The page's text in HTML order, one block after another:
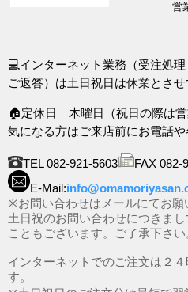
営
💻インターネット業務（受注処
ご返答）は土日祝日は休業とさせ
🏠定休日 木曜日（祝日の際は営
気になる方はご来店前にお電話や
TEL 082-921-5603
FAX 082-
E-Mail:
※お問い合わせはメールにてお願
土日祝のお問い合わせにつきま
こともございます。ご了承下さ
インターネットでのご注文は２
す。